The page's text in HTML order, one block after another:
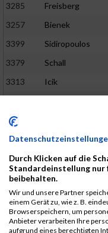
3285
Freisberg
3257
Bienek
3399
Sidiropoulos
3379
Schall
3313
Icik
3248
3327
Kobal
Rang:664.
ALBUM B2RUN
Durch Klicken auf die
Standardeinstellung
beibehalten.
Wir und unsere Partner
einem Gerät zu, wie z. B.
Browserspeichern, um
Anbieter verarbeiten Ihre
aufgrund eines berechtigten